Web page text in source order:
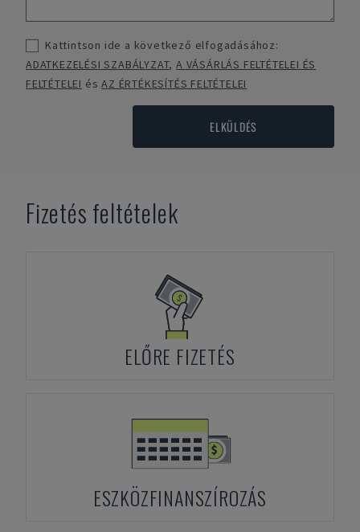
Kattintson ide a következő elfogadásához:
ADATKEZELÉSI SZABÁLYZAT,A VÁSÁRLÁS FELTÉTELEI ÉS
FELTÉTELEI ésAZ ÉRTÉKESÍTÉS FELTÉTELEI
ELKÜLDÉS
Fizetés feltételek
ELŐRE FIZETÉS
ESZKÖZFINANSZÍROZÁS